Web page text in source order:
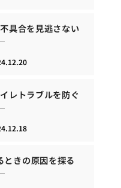
具合を見逃さない
レトラブルを防ぐ
ときの原因を探る